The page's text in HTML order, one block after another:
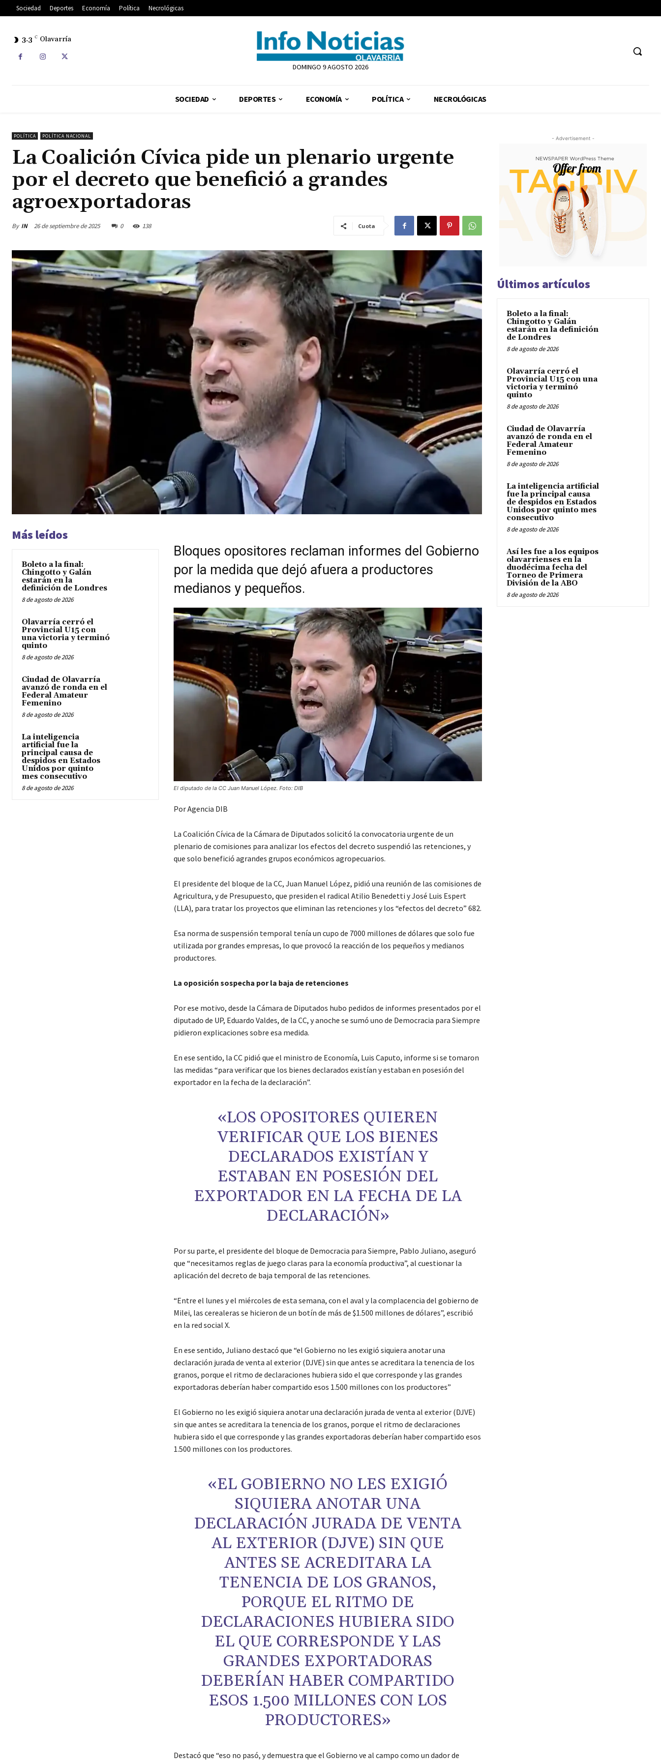
Sociedad Deportes Economía Política Necrológicas
3.3 C Olavarría
DOMINGO 9 AGOSTO 2026
SOCIEDAD DEPORTES ECONOMÍA POLÍTICA NECROLÓGICAS
POLÍTICA POLÍTICA NACIONAL
La Coalición Cívica pide un plenario urgente
por el decreto que benefició a grandes
agroexportadoras
By IN 26 de septiembre de 2025 0 138 Cuota
Más leídos
Boleto a la final:
Chingotto y Galán
estarán en la
definición de Londres
8 de agosto de 2026
Olavarría cerró el
Provincial U15 con
una victoria y terminó
quinto
8 de agosto de 2026
Ciudad de Olavarría
avanzó de ronda en el
Federal Amateur
Femenino
8 de agosto de 2026
La inteligencia
artificial fue la
principal causa de
despidos en Estados
Unidos por quinto
mes consecutivo
8 de agosto de 2026
Bloques opositores reclaman informes del Gobierno
por la medida que dejó afuera a productores
medianos y pequeños.
El diputado de la CC Juan Manuel López. Foto: DIB
Por Agencia DIB
La Coalición Cívica de la Cámara de Diputados solicitó la convocatoria urgente de un
plenario de comisiones para analizar los efectos del decreto suspendió las retenciones, y
que solo benefició agrandes grupos económicos agropecuarios.
El presidente del bloque de la CC, Juan Manuel López, pidió una reunión de las comisiones de
Agricultura, y de Presupuesto, que presiden el radical Atilio Benedetti y José Luis Espert
(LLA), para tratar los proyectos que eliminan las retenciones y los “efectos del decreto” 682.
Esa norma de suspensión temporal tenía un cupo de 7000 millones de dólares que solo fue
utilizada por grandes empresas, lo que provocó la reacción de los pequeños y medianos
productores.
La oposición sospecha por la baja de retenciones
Por ese motivo, desde la Cámara de Diputados hubo pedidos de informes presentados por el
diputado de UP, Eduardo Valdes, de la CC, y anoche se sumó uno de Democracia para Siempre
pidieron explicaciones sobre esa medida.
En ese sentido, la CC pidió que el ministro de Economía, Luis Caputo, informe si se tomaron
las medidas “para verificar que los bienes declarados existían y estaban en posesión del
exportador en la fecha de la declaración”.
«LOS OPOSITORES QUIEREN
VERIFICAR QUE LOS BIENES
DECLARADOS EXISTÍAN Y
ESTABAN EN POSESIÓN DEL
EXPORTADOR EN LA FECHA DE LA
DECLARACIÓN»
Por su parte, el presidente del bloque de Democracia para Siempre, Pablo Juliano, aseguró
que “necesitamos reglas de juego claras para la economía productiva”, al cuestionar la
aplicación del decreto de baja temporal de las retenciones.
“Entre el lunes y el miércoles de esta semana, con el aval y la complacencia del gobierno de
Milei, las cerealeras se hicieron de un botín de más de $1.500 millones de dólares”, escribió
en la red social X.
En ese sentido, Juliano destacó que “el Gobierno no les exigió siquiera anotar una
declaración jurada de venta al exterior (DJVE) sin que antes se acreditara la tenencia de los
granos, porque el ritmo de declaraciones hubiera sido el que corresponde y las grandes
exportadoras deberían haber compartido esos 1.500 millones con los productores”
El Gobierno no les exigió siquiera anotar una declaración jurada de venta al exterior (DJVE)
sin que antes se acreditara la tenencia de los granos, porque el ritmo de declaraciones
hubiera sido el que corresponde y las grandes exportadoras deberían haber compartido esos
1.500 millones con los productores.
«EL GOBIERNO NO LES EXIGIÓ
SIQUIERA ANOTAR UNA
DECLARACIÓN JURADA DE VENTA
AL EXTERIOR (DJVE) SIN QUE
ANTES SE ACREDITARA LA
TENENCIA DE LOS GRANOS,
PORQUE EL RITMO DE
DECLARACIONES HUBIERA SIDO
EL QUE CORRESPONDE Y LAS
GRANDES EXPORTADORAS
DEBERÍAN HABER COMPARTIDO
ESOS 1.500 MILLONES CON LOS
PRODUCTORES»
Destacó que “eso no pasó, y demuestra que el Gobierno ve al campo como un dador de
- Advertisement -
Últimos artículos
Boleto a la final:
Chingotto y Galán
estarán en la definición
de Londres
8 de agosto de 2026
Olavarría cerró el
Provincial U15 con una
victoria y terminó
quinto
8 de agosto de 2026
Ciudad de Olavarría
avanzó de ronda en el
Federal Amateur
Femenino
8 de agosto de 2026
La inteligencia artificial
fue la principal causa
de despidos en Estados
Unidos por quinto mes
consecutivo
8 de agosto de 2026
Así les fue a los equipos
olavarrienses en la
duodécima fecha del
Torneo de Primera
División de la ABO
8 de agosto de 2026